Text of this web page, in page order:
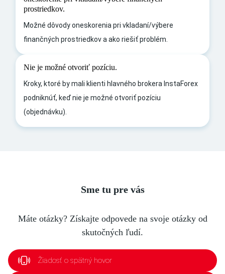
prostriedkov.
Možné dôvody oneskorenia pri vkladaní/výbere
finančných prostriedkov a ako riešiť problém.
Nie je možné otvoriť pozíciu.
Kroky, ktoré by mali klienti hlavného brokera InstaForex
podniknúť, keď nie je možné otvoriť pozíciu
(objednávku).
Sme tu pre vás
Máte otázky? Získajte odpovede na svoje otázky od
skutočných ľudí.
Žiadosť o spätný hovor